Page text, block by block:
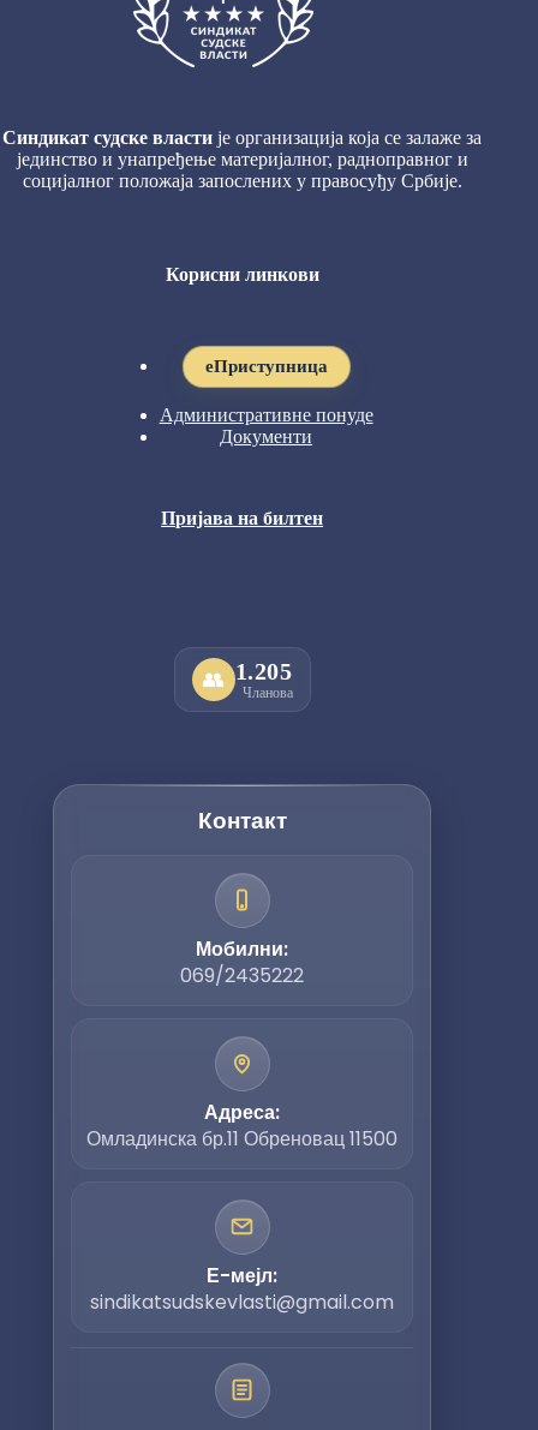
Синдикат судске власти је организација која се залаже за
јединство и унапређење материјалног, радноправног и
социјалног положаја запослених у правосуђу Србије.
Корисни линкови
eПриступница
Административне понуде
Документи
Пријава на билтен
👥 1.205
Чланова
Контакт
Мобилни:
069/2435222
Адреса:
Омладинска бр.11 Обреновац 11500
Е-мејл:
sindikatsudskevlasti@gmail.com